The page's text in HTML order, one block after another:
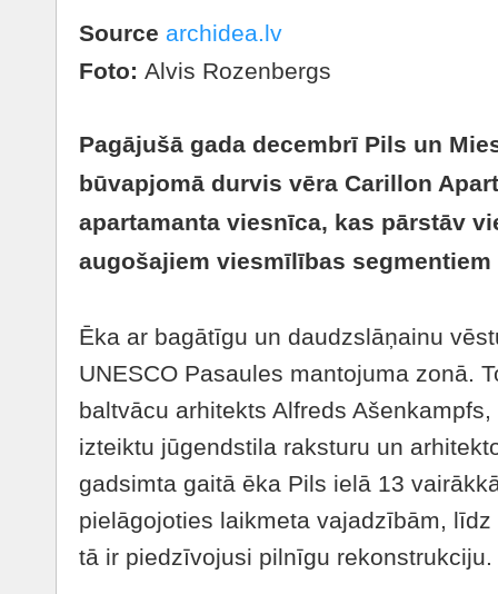
Source archidea.lv
Foto: Alvis Rozenbergs
Pagājušā gada decembrī Pils un
būvapjomā durvis vēra Carillon
apartamanta viesnīca, kas pārstāv
augošajiem viesmīlības segmentiem
Ēka ar bagātīgu un daudzslāņainu
UNESCO Pasaules mantojuma zonā.
baltvācu arhitekts Alfreds
izteiktu jūgendstila raksturu un
gadsimta gaitā ēka Pils ielā 13
pielāgojoties laikmeta vajadzībām,
tā ir piedzīvojusi pilnīgu rekonstrukciju.